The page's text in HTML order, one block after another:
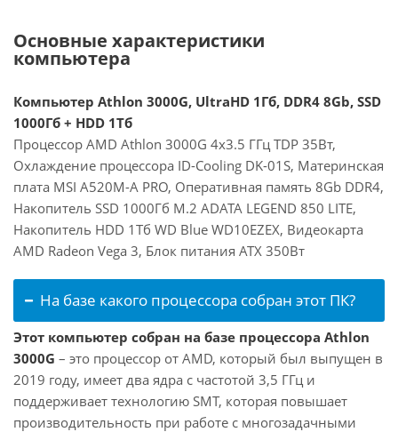
Основные характеристики
компьютера
Компьютер Athlon 3000G, UltraHD 1Гб, DDR4 8Gb, SSD
1000Гб + HDD 1Тб
Процессор AMD Athlon 3000G 4x3.5 ГГц TDP 35Вт,
Охлаждение процессора ID-Cooling DK-01S, Материнская
плата MSI A520M-A PRO, Оперативная память 8Gb DDR4,
Накопитель SSD 1000Гб M.2 ADATA LEGEND 850 LITE,
Накопитель HDD 1Тб WD Blue WD10EZEX, Видеокарта
AMD Radeon Vega 3, Блок питания ATX 350Вт
На базе какого процессора собран этот ПК?
Этот компьютер собран на базе процессора Athlon
3000G – это процессор от AMD, который был выпущен в
2019 году, имеет два ядра с частотой 3,5 ГГц и
поддерживает технологию SMT, которая повышает
производительность при работе с многозадачными